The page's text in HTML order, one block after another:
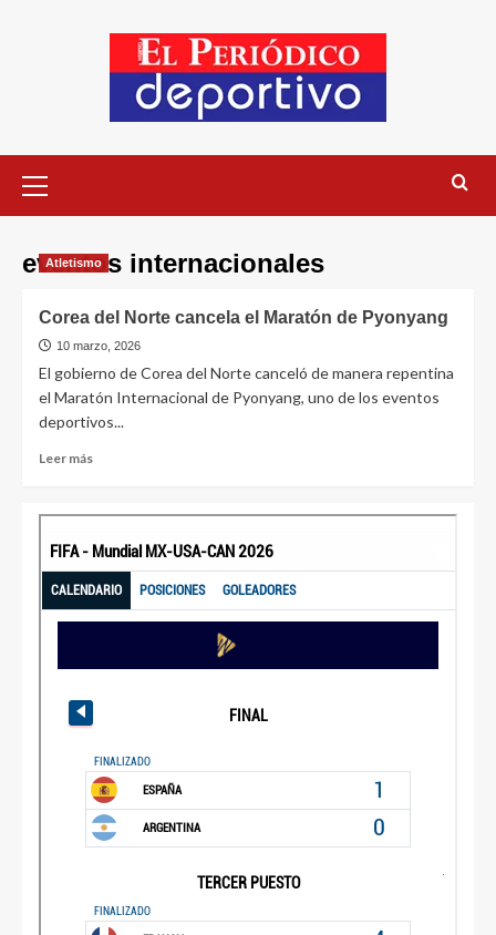
eventos internacionales
Atletismo
Corea del Norte cancela el Maratón de Pyonyang
10 marzo, 2026
El gobierno de Corea del Norte canceló de manera repentina
el Maratón Internacional de Pyonyang, uno de los eventos
deportivos...
Leer más